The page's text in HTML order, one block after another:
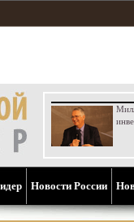
Новости России